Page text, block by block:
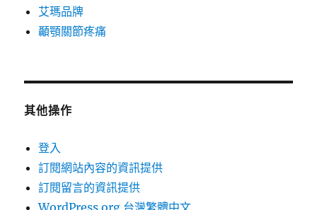
艾瑪品牌
顳顎關節疼痛
其他操作
登入
訂閱網站內容的資訊提供
訂閱留言的資訊提供